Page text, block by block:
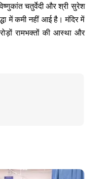
चतुर्वेदी और श्री सुरेश
में कमी नहीं आई है। मंदिर में
रामभक्तों की आस्था और